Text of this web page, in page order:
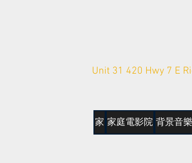
Unit 31 420 Hwy 7 E
家 家庭電影院 背景音樂